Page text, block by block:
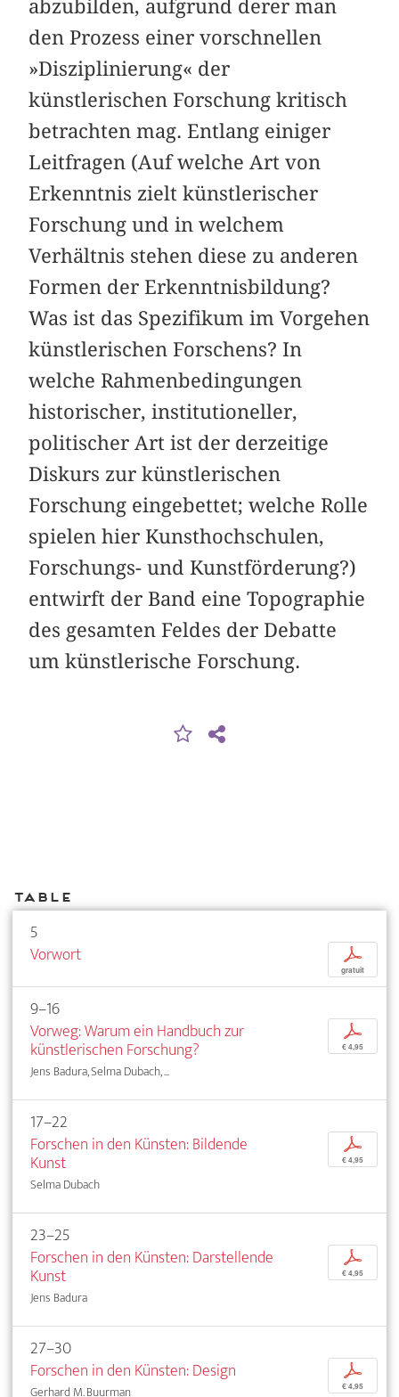
abzubilden, aufgrund derer man
den Prozess einer vorschnellen
»Disziplinierung« der
künstlerischen Forschung kritisch
betrachten mag. Entlang einiger
Leitfragen (Auf welche Art von
Erkenntnis zielt künstlerischer
Forschung und in welchem
Verhältnis stehen diese zu anderen
Formen der Erkenntnisbildung?
Was ist das Spezifikum im Vorgehen
künstlerischen Forschens? In
welche Rahmenbedingungen
historischer, institutioneller,
politischer Art ist der derzeitige
Diskurs zur künstlerischen
Forschung eingebettet; welche Rolle
spielen hier Kunsthochschulen,
Forschungs- und Kunstförderung?)
entwirft der Band eine Topographie
des gesamten Feldes der Debatte
um künstlerische Forschung.
Table
5
Vorwort
p
gratuit
9–16
Vorweg: Warum ein Handbuch zur
künstlerischen Forschung?
Jens Badura, Selma Dubach, ...
p
€ 4,95
17–22
Forschen in den Künsten: Bildende
Kunst
Selma Dubach
p
€ 4,95
23–25
Forschen in den Künsten: Darstellende
Kunst
Jens Badura
p
€ 4,95
27–30
Forschen in den Künsten: Design
Gerhard M. Buurman
p
€ 4,95